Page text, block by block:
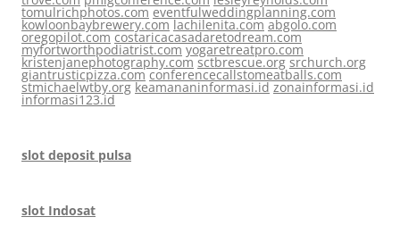
tomulrichphotos.com eventfulweddingplanning.com
kowloonbaybrewery.com lachilenita.com abgolo.com
oregopilot.com costaricacasadaretodream.com
myfortworthpodiatrist.com yogaretreatpro.com
kristenjanephotography.com sctbrescue.org srchurch.org
giantrusticpizza.com conferencecallstomeatballs.com
stmichaelwtby.org keamananinformasi.id zonainformasi.id
informasi123.id
slot deposit pulsa
slot Indosat